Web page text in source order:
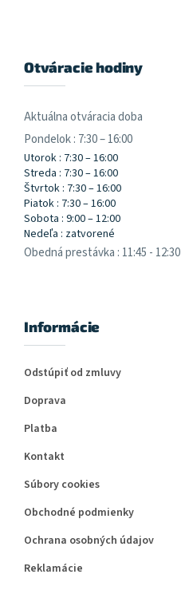
Otváracie hodiny
Aktuálna otváracia doba
Pondelok : 7:30 – 16:00
Utorok : 7:30 – 16:00
Streda : 7:30 – 16:00
Štvrtok : 7:30 – 16:00
Piatok : 7:30 – 16:00
Sobota : 9:00 – 12:00
Nedeľa : zatvorené
Obedná prestávka : 11:45 - 12:30
Informácie
Odstúpiť od zmluvy
Doprava
Platba
Kontakt
Súbory cookies
Obchodné podmienky
Ochrana osobných údajov
Reklamácie